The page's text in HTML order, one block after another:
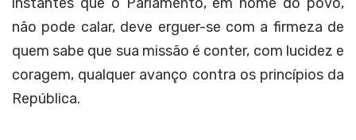
não pode calar, deve erguer-se com a firmeza de
quem sabe que sua missão é conter, com lucidez e
coragem, qualquer avanço contra os princípios da
República.